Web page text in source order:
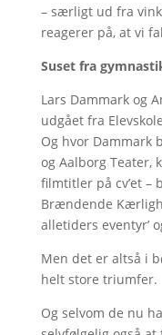
– særligt ud fra
reagerer på, at vi
Suset fra
Lars Dammark og
udgået fra
Og hvor Dammark
og Aalborg Teater,
filmtitler på cv’et –
Brændende
alletiders eventyr’
Men det er altså i
helt store triumfer.
Og selvom de nu